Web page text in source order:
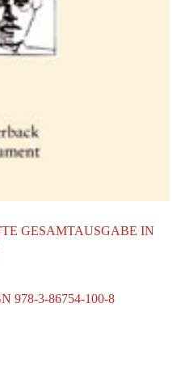
GESAMTAUSGABE IN
978-3-86754-100-8